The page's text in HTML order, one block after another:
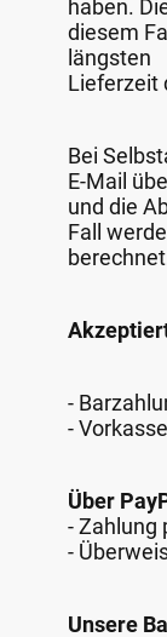
haben.
diesem
längsten
Lieferzeit
Bei
E-Mail
und die
Fall
-
-
Über
- Zahlung
-
Unsere